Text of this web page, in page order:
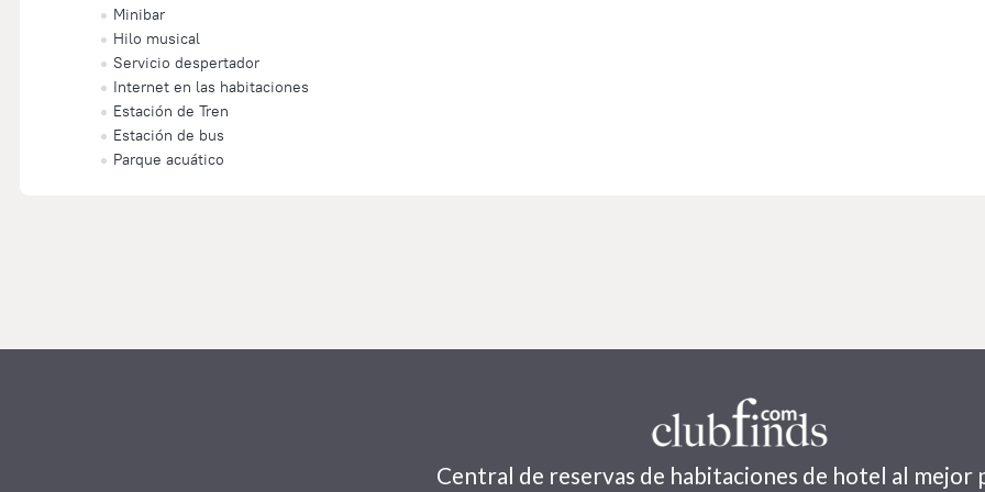
Minibar
Hilo musical
Servicio despertador
Internet en las habitaciones
Estación de Tren
Estación de bus
Parque acuático
Central de reservas de habitaciones de hotel al mejor